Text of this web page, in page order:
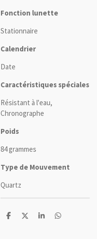
Fonction lunette
Stationnaire
Calendrier
Date
Caractéristiques spéciales
Résistant à l'eau,
Chronographe
Poids
84 grammes
Type de Mouvement
Quartz
P
P
P
P